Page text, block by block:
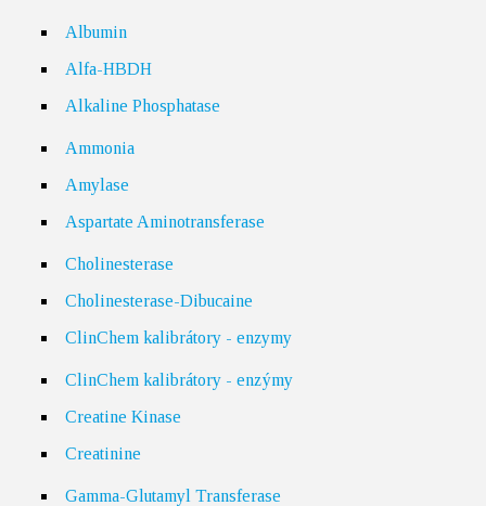
Albumin
Alfa-HBDH
Alkaline Phosphatase
Ammonia
Amylase
Aspartate Aminotransferase
Cholinesterase
Cholinesterase-Dibucaine
ClinChem kalibrátory - enzymy
ClinChem kalibrátory - enzýmy
Creatine Kinase
Creatinine
Gamma-Glutamyl Transferase